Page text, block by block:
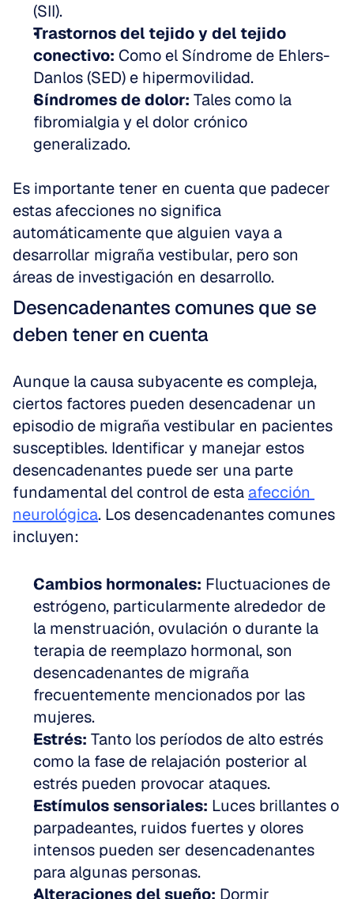
(SII).
Trastornos del tejido y del tejido
conectivo: Como el Síndrome de Ehlers-
Danlos (SED) e hipermovilidad.
Síndromes de dolor: Tales como la
fibromialgia y el dolor crónico
generalizado.
Es importante tener en cuenta que padecer
estas afecciones no significa
automáticamente que alguien vaya a
desarrollar migraña vestibular, pero son
áreas de investigación en desarrollo.
Desencadenantes comunes que se
deben tener en cuenta
Aunque la causa subyacente es compleja,
ciertos factores pueden desencadenar un
episodio de migraña vestibular en pacientes
susceptibles. Identificar y manejar estos
desencadenantes puede ser una parte
fundamental del control de esta afección
neurológica. Los desencadenantes comunes
incluyen:
Cambios hormonales: Fluctuaciones de
estrógeno, particularmente alrededor de
la menstruación, ovulación o durante la
terapia de reemplazo hormonal, son
desencadenantes de migraña
frecuentemente mencionados por las
mujeres.
Estrés: Tanto los períodos de alto estrés
como la fase de relajación posterior al
estrés pueden provocar ataques.
Estímulos sensoriales: Luces brillantes o
parpadeantes, ruidos fuertes y olores
intensos pueden ser desencadenantes
para algunas personas.
Alteraciones del sueño: Dormir